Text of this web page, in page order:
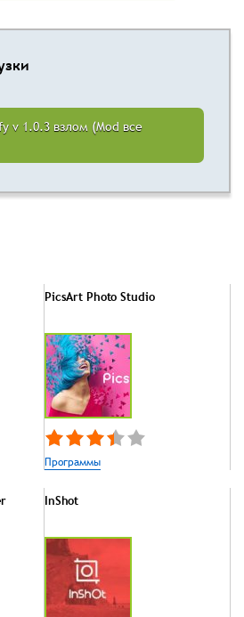
v 1.0.3 взлом (Mod все
PicsArt Photo Studio
Программы
InShot